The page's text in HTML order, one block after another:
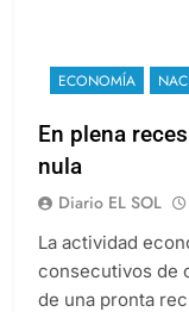
ECONOMÍA
En plena
nula
Diario EL SOL
La actividad
consecutivos de
de una pronta